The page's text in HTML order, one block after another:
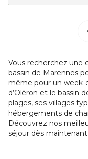
Vous recherchez une
bassin de Marennes
même pour un week-
d’Oléron et le bassin
plages, ses villages
hébergements de
Découvrez nos
séjour dès maintenant